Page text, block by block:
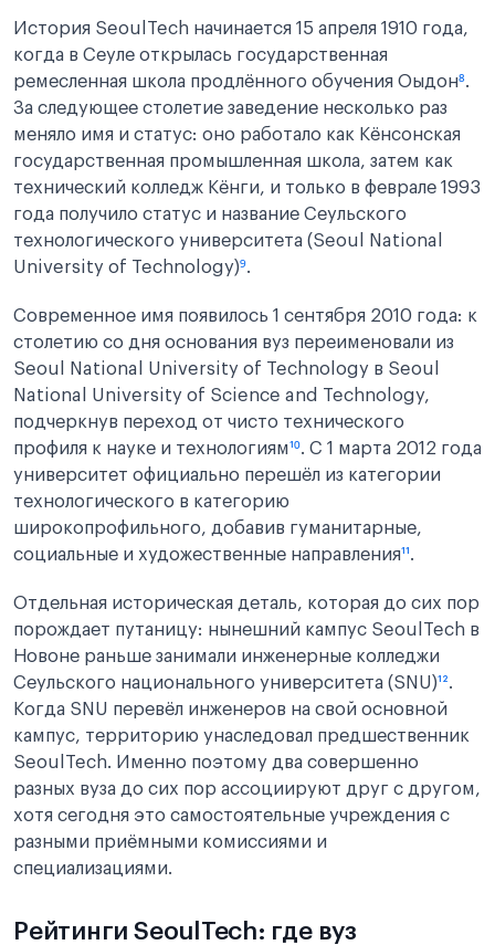
История SeoulTech начинается 15 апреля 1910 года,
когда в Сеуле открылась государственная
ремесленная школа продлённого обучения Оыдон⁸.
За следующее столетие заведение несколько раз
меняло имя и статус: оно работало как Кёнсонская
государственная промышленная школа, затем как
технический колледж Кёнги, и только в феврале 1993
года получило статус и название Сеульского
технологического университета (Seoul National
University of Technology)⁹.
Современное имя появилось 1 сентября 2010 года: к
столетию со дня основания вуз переименовали из
Seoul National University of Technology в Seoul
National University of Science and Technology,
подчеркнув переход от чисто технического
профиля к науке и технологиям¹⁰. С 1 марта 2012 года
университет официально перешёл из категории
технологического в категорию
широкопрофильного, добавив гуманитарные,
социальные и художественные направления¹¹.
Отдельная историческая деталь, которая до сих пор
порождает путаницу: нынешний кампус SeoulTech в
Новоне раньше занимали инженерные колледжи
Сеульского национального университета (SNU)¹².
Когда SNU перевёл инженеров на свой основной
кампус, территорию унаследовал предшественник
SeoulTech. Именно поэтому два совершенно
разных вуза до сих пор ассоциируют друг с другом,
хотя сегодня это самостоятельные учреждения с
разными приёмными комиссиями и
специализациями.
Рейтинги SeoulTech: где вуз